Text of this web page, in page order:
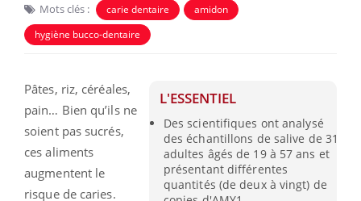
Mots clés : carie dentaire
amidon
hygiène bucco-dentaire
L'ESSENTIEL
Des scientifiques ont analysé
des échantillons de salive de 31
adultes âgés de 19 à 57 ans et
présentant différentes
quantités (de deux à vingt) de
Pâtes, riz, céréales,
pain… Bien qu’ils ne
soient pas sucrés,
ces aliments
augmentent le
risque de caries.